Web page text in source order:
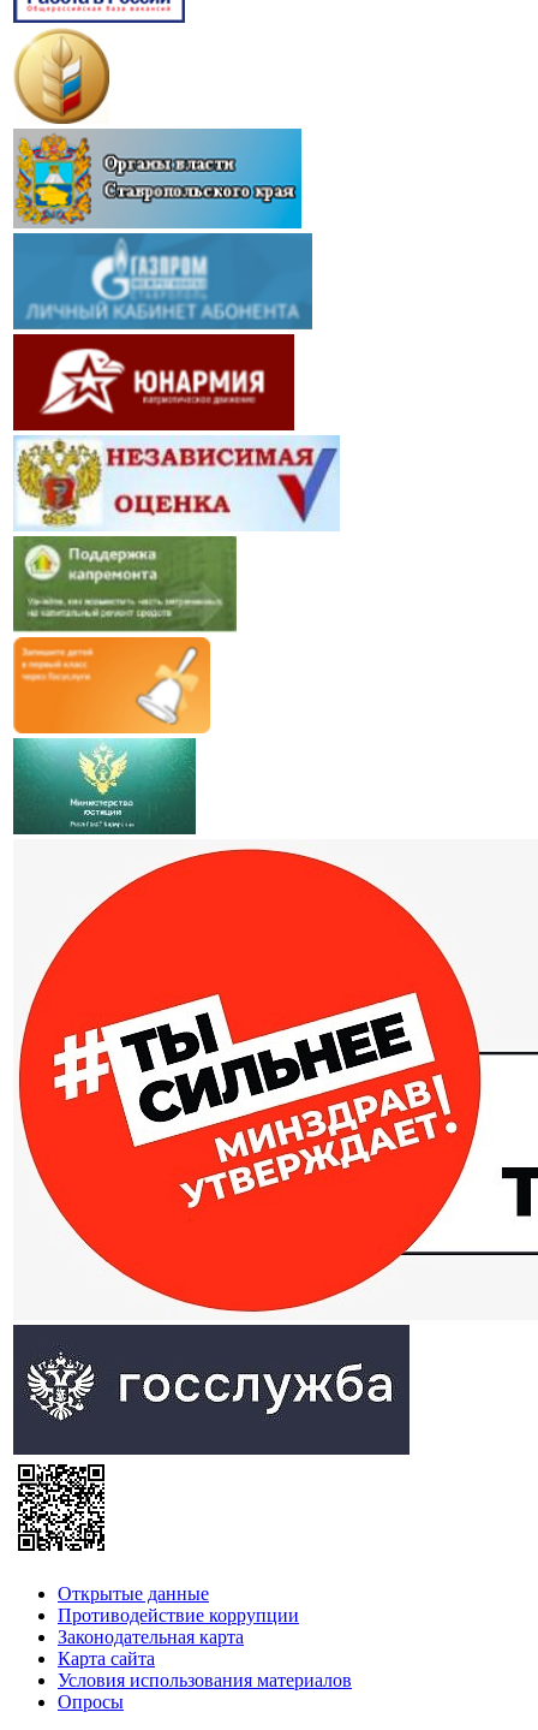
Открытые данные
Противодействие коррупции
Законодательная карта
Карта сайта
Условия использования материалов
Опросы